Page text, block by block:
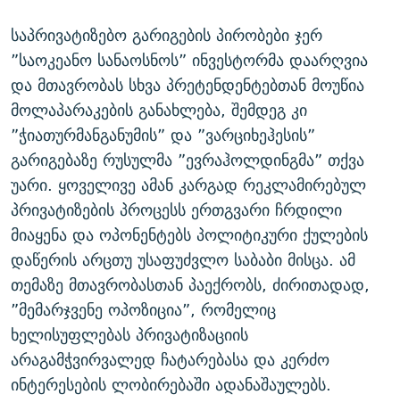
საპრივატიზებო გარიგების პირობები ჯერ
”საოკეანო სანაოსნოს” ინვესტორმა დაარღვია
და მთავრობას სხვა პრეტენდენტებთან მოუწია
მოლაპარაკების განახლება, შემდეგ კი
”ჭიათურმანგანუმის” და ”ვარციხეჰესის”
გარიგებაზე რუსულმა ”ევრაჰოლდინგმა” თქვა
უარი. ყოველივე ამან კარგად რეკლამირებულ
პრივატიზების პროცესს ერთგვარი ჩრდილი
მიაყენა და ოპონენტებს პოლიტიკური ქულების
დაწერის არცთუ უსაფუძვლო საბაბი მისცა. ამ
თემაზე მთავრობასთან პაექრობს, ძირითადად,
”მემარჯვენე ოპოზიცია”, რომელიც
ხელისუფლებას პრივატიზაციის
არაგამჭვირვალედ ჩატარებასა და კერძო
ინტერესების ლობირებაში ადანაშაულებს.